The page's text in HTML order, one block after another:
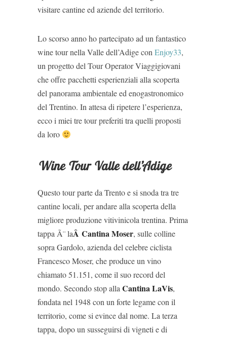
visitare cantine ed aziende del territorio.
Lo scorso anno ho partecipato ad un fantastico
wine tour nella Valle dell’Adige con Enjoy33,
un progetto del Tour Operator Viaggigiovani
che offre pacchetti esperienziali alla scoperta
del panorama ambientale ed enogastronomico
del Trentino. In attesa di ripetere l’esperienza,
ecco i miei tre tour preferiti tra quelli proposti
da loro
Wine Tour Valle dell’Adige
Questo tour parte da Trento e si snoda tra tre
cantine locali, per andare alla scoperta della
migliore produzione vitivinicola trentina. Prima
tappa Ã¨ laÂ Cantina Moser, sulle colline
sopra Gardolo, azienda del celebre ciclista
Francesco Moser, che produce un vino
chiamato 51.151, come il suo record del
mondo. Secondo stop alla Cantina LaVis,
fondata nel 1948 con un forte legame con il
territorio, come si evince dal nome. La terza
tappa, dopo un susseguirsi di vigneti e di